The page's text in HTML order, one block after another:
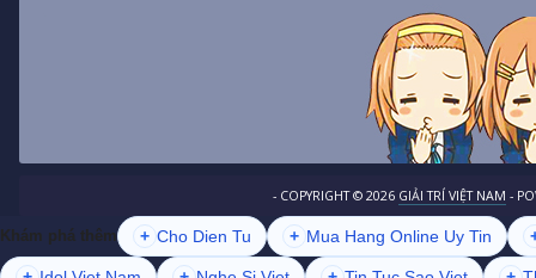
- COPYRIGHT © 2026 GIẢI TRÍ VIỆT NAM -
Khám phá thêm + Cho Dien Tu + Mua Hang Online Uy Tin